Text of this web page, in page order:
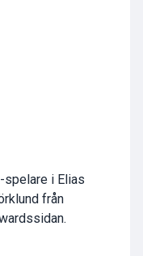
spelare i Elias
från